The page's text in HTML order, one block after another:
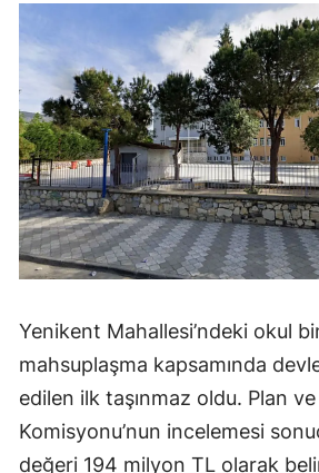
Yenikent Mahallesi’ndeki okul
mahsuplaşma kapsamında
edilen ilk taşınmaz oldu. Plan
Komisyonu’nun incelemesi
değeri 194 milyon TL olarak